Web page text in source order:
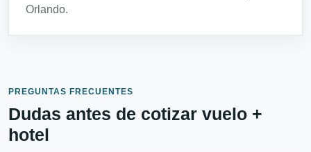
Orlando.
PREGUNTAS FRECUENTES
Dudas antes de cotizar vuelo +
hotel